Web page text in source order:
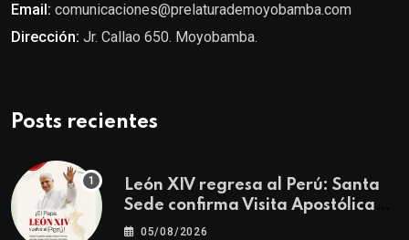
Email: comunicaciones@prelaturademoyobamba.com
Dirección: Jr. Callao 650. Moyobamba.
Posts recientes
León XIV regresa al Perú: Santa
Sede confirma Visita Apostólica
del 11 al 17 de noviembre
05/08/2026